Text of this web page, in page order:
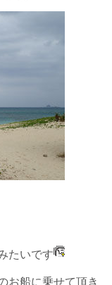
たいです
お船に乗せて頂き